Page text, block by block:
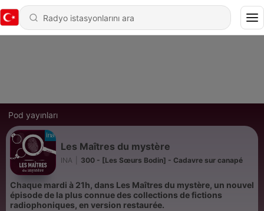
Pod yayınları
Les Maîtres du mystère
INA 300 - [Les Sœurs Bodin] - Cadavre sur canapé
Chaque mardi à 21h, dans Les Maîtres du mystère, un nouvel
épisode de la plus connue des collections de fictions
radiophoniques, en version restaurée.